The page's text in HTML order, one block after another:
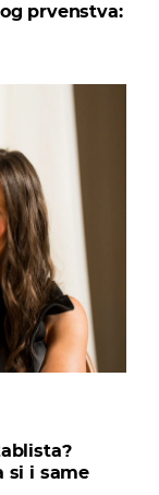
prvenstva:
si i same